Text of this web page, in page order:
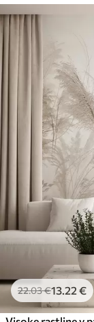
22.03€13 .22 €